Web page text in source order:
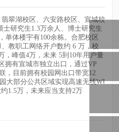
翠湖校区、六安路校区、宣城校
士研究生1.3万余人、博士研究生
单体楼宇有100余栋。合肥校区
教职工网络开户数约 6 万，校
，峰值4万，未来 5到10年用户量
拥有宣城市独立出口，通过VP
，目前拥有校园网出口带宽12
大部分公共区域实现高速无线WI
1.5万，未来应当支持2万
线
话
箱